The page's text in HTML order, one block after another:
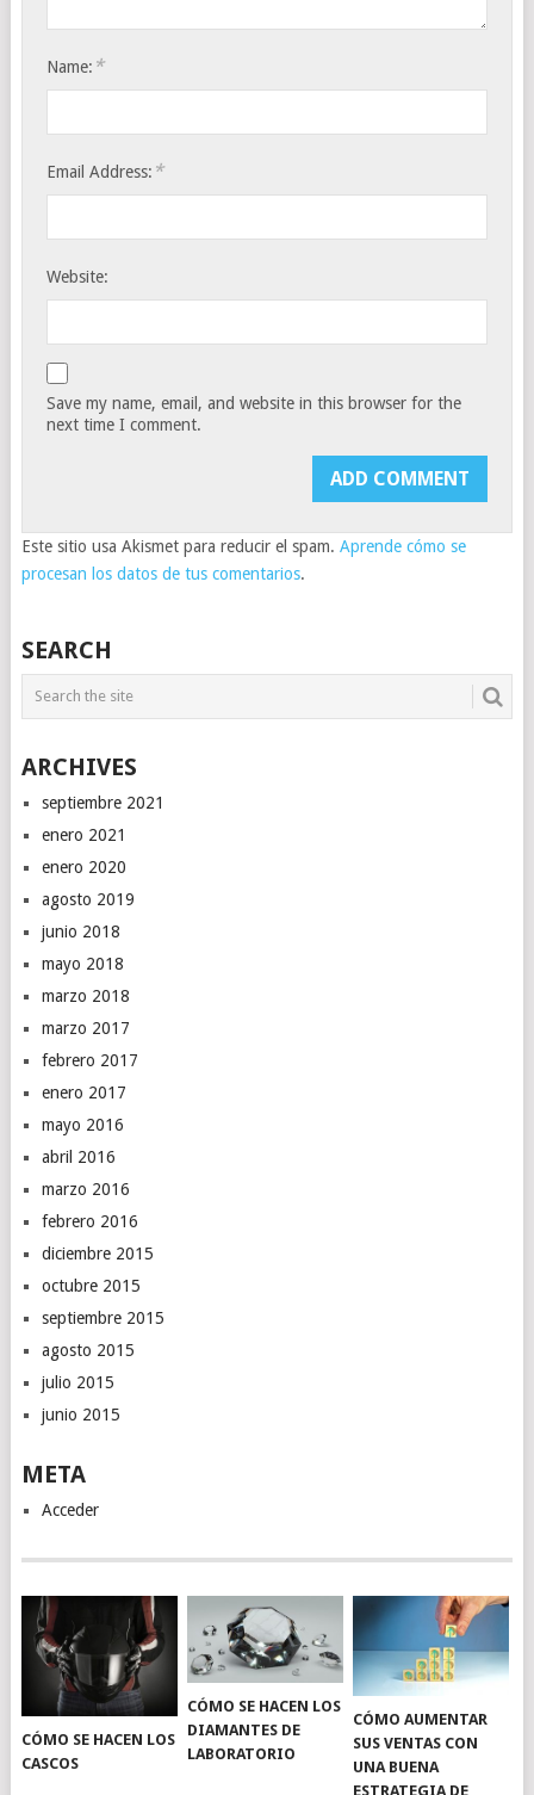
Name: *
Email Address: *
Website:
Save my name, email, and website in this browser for the
next time I comment.
Este sitio usa Akismet para reducir el spam. Aprende cómo se
procesan los datos de tus comentarios.
SEARCH
ARCHIVES
septiembre 2021
enero 2021
enero 2020
agosto 2019
junio 2018
mayo 2018
marzo 2018
marzo 2017
febrero 2017
enero 2017
mayo 2016
abril 2016
marzo 2016
febrero 2016
diciembre 2015
octubre 2015
septiembre 2015
agosto 2015
julio 2015
junio 2015
META
Acceder
CÓMO SE HACEN LOS
CASCOS
CÓMO SE HACEN LOS
DIAMANTES DE
LABORATORIO
CÓMO AUMENTAR
SUS VENTAS CON
UNA BUENA
ESTRATEGIA DE